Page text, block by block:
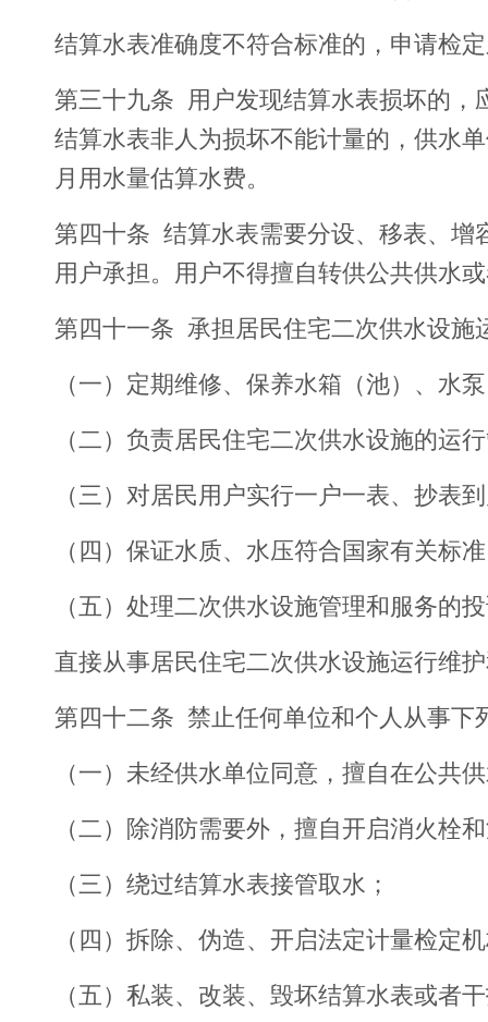
结算水表准确度不符合标准的，申请检
第三十九条 用户发现结算水表损坏的，
结算水表非人为损坏不能计量的，供水
月用水量估算水费。
第四十条 结算水表需要分设、移表、增
用户承担。用户不得擅自转供公共供水
第四十一条 承担居民住宅二次供水设施
（一）定期维修、保养水箱（池）、水
（二）负责居民住宅二次供水设施的运
（三）对居民用户实行一户一表、抄表
（四）保证水质、水压符合国家有关标
（五）处理二次供水设施管理和服务的
直接从事居民住宅二次供水设施运行维
第四十二条 禁止任何单位和个人从事下
（一）未经供水单位同意，擅自在公共
（二）除消防需要外，擅自开启消火栓
（三）绕过结算水表接管取水；
（四）拆除、伪造、开启法定计量检定
（五）私装、改装、毁坏结算水表或者